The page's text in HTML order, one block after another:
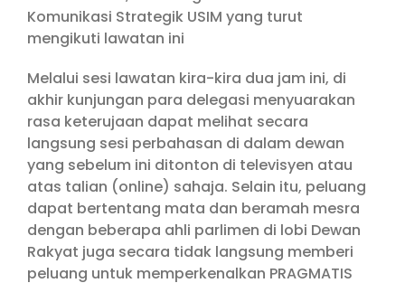
Komunikasi Strategik USIM yang turut
mengikuti lawatan ini
Melalui sesi lawatan kira-kira dua jam ini, di
akhir kunjungan para delegasi menyuarakan
rasa keterujaan dapat melihat secara
langsung sesi perbahasan di dalam dewan
yang sebelum ini ditonton di televisyen atau
atas talian (online) sahaja. Selain itu, peluang
dapat bertentang mata dan beramah mesra
dengan beberapa ahli parlimen di lobi Dewan
Rakyat juga secara tidak langsung memberi
peluang untuk memperkenalkan PRAGMATIS